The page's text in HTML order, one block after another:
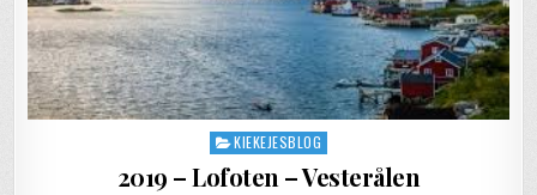
Posted in
KIEKEJESBLOG
2019 – Lofoten – Vesterålen